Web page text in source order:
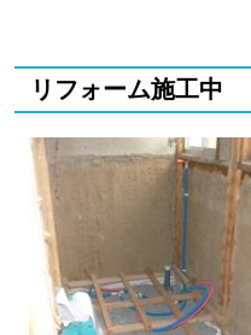
リフォーム施工中